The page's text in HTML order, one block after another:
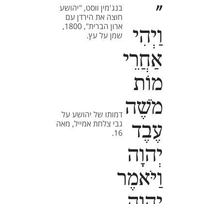
"
וַיְהִי
אַחֲרֵי
מוֹת
מֹשֶׁה
עֶבֶד
יְהוָה
וַיֹּאמֶר
בנג'מין ווסט, "יהושע
חוצה את הירדן עם
ארון הברית", 1800,
שמן על עץ.
דמותו של יהושע על
גבי צלחת אמייל, מאה
16.